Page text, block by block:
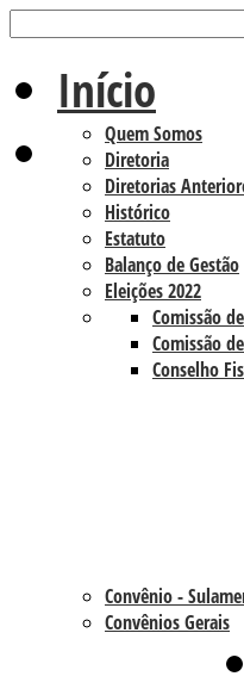
Início
Quem Somos
Diretoria
Diretorias
Histórico
Estatuto
Balanço de Gestão
Eleições 2022
Comissão
Comissão
Conselho
Convênio -
Convênios Gerais